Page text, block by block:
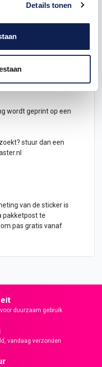
Details tonen
uitgesneden
wordt geprint op een
stuur dan een
van de sticker is
pakketpost te
pas gratis vanaf
duurzaam gebruik
vandaag verzonden